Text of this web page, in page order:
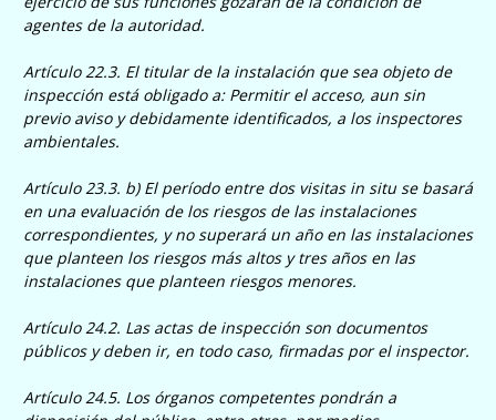
agentes de la autoridad.
Artículo 22.3. El titular de la instalación que sea objeto de
inspección está obligado a: Permitir el acceso, aun sin
previo aviso y debidamente identificados, a los inspectores
ambientales.
Artículo 23.3. b) El período entre dos visitas in situ se basará
en una evaluación de los riesgos de las instalaciones
correspondientes, y no superará un año en las instalaciones
que planteen los riesgos más altos y tres años en las
instalaciones que planteen riesgos menores.
Artículo 24.2. Las actas de inspección son documentos
públicos y deben ir, en todo caso, firmadas por el inspector.
Artículo 24.5. Los órganos competentes pondrán a